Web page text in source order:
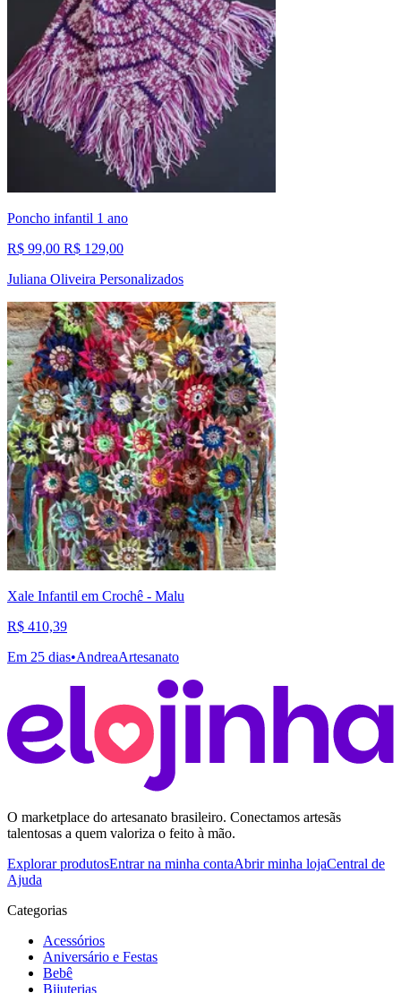
Poncho infantil 1 ano
R$ 99,00 R$ 129,00
Juliana Oliveira Personalizados
Xale Infantil em Crochê - Malu
R$ 410,39
Em 25 dias•AndreaArtesanato
O marketplace do artesanato brasileiro. Conectamos artesãs
talentosas a quem valoriza o feito à mão.
Explorar produtosEntrar na minha contaAbrir minha lojaCentral de
Ajuda
Categorias
Acessórios
Aniversário e Festas
Bebê
Bijuterias